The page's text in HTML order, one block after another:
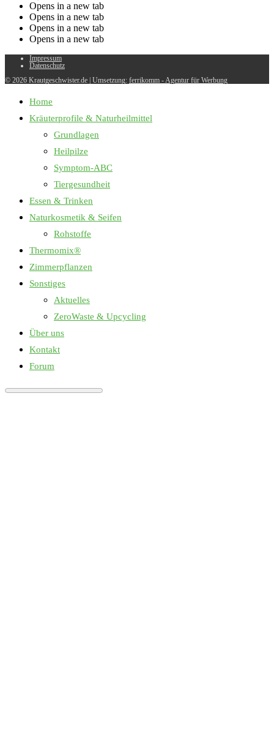
Opens in a new tab
Opens in a new tab
Opens in a new tab
Opens in a new tab
Impressum
Datenschutz
© 2026 Krautgeschwister.de Umsetzung: ferrikomm - Agentur für Werbung
Home
Kräuterprofile & Naturheilmittel
Grundlagen
Heilpilze
Symptom-ABC
Tiergesundheit
Essen & Trinken
Naturkosmetik & Seifen
Rohstoffe
Thermomix®
Zimmerpflanzen
Sonstiges
Aktuelles
ZeroWaste & Upcycling
Über uns
Kontakt
Forum